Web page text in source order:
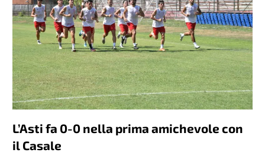
L’Asti fa 0-0 nella prima amichevole con
il Casale